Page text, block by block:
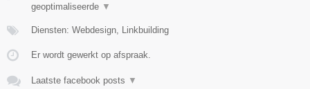
geoptimaliseerde ▼
Diensten: Webdesign, Linkbuilding
Er wordt gewerkt op afspraak.
Laatste facebook posts ▼